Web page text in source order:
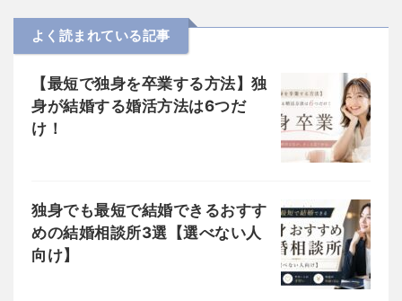
よく読まれている記事
【最短で独身を卒業する方法】独
身が結婚する婚活方法は6つだ
け！
独身でも最短で結婚できるおすす
めの結婚相談所3選【選べない人
向け】